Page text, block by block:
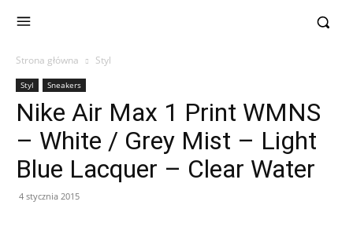
Strona główna Styl
Styl Sneakers
Nike Air Max 1 Print WMNS
– White / Grey Mist – Light
Blue Lacquer – Clear Water
4 stycznia 2015